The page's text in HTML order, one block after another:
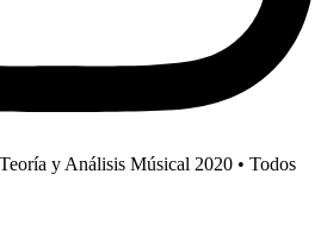
y Análisis Músical 2020 • Todos